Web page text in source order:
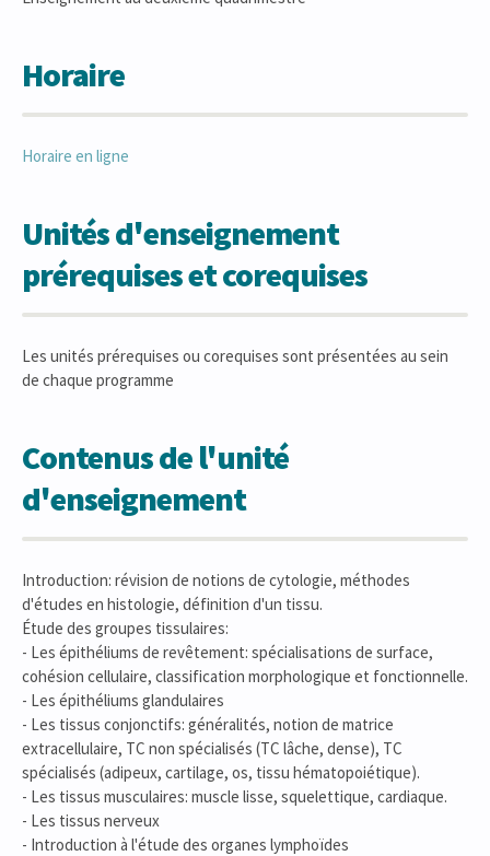
Horaire
Horaire en ligne
Unités d'enseignement
prérequises et corequises
Les unités prérequises ou corequises sont présentées au sein
de chaque programme
Contenus de l'unité
d'enseignement
Introduction: révision de notions de cytologie, méthodes
d'études en histologie, définition d'un tissu.
Étude des groupes tissulaires:
- Les épithéliums de revêtement: spécialisations de surface,
cohésion cellulaire, classification morphologique et fonctionnelle.
- Les épithéliums glandulaires
- Les tissus conjonctifs: généralités, notion de matrice
extracellulaire, TC non spécialisés (TC lâche, dense), TC
spécialisés (adipeux, cartilage, os, tissu hématopoiétique).
- Les tissus musculaires: muscle lisse, squelettique, cardiaque.
- Les tissus nerveux
- Introduction à l'étude des organes lymphoïdes